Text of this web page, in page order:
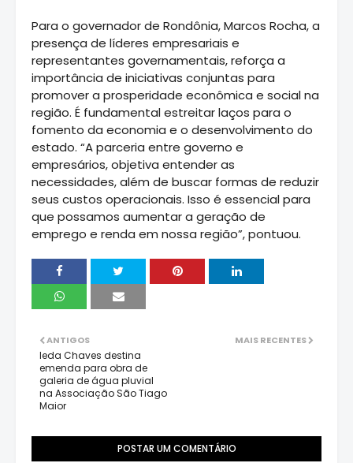
Para o governador de Rondônia, Marcos Rocha, a
presença de líderes empresariais e
representantes governamentais, reforça a
importância de iniciativas conjuntas para
promover a prosperidade econômica e social na
região. É fundamental estreitar laços para o
fomento da economia e o desenvolvimento do
estado. “A parceria entre governo e
empresários, objetiva entender as
necessidades, além de buscar formas de reduzir
seus custos operacionais. Isso é essencial para
que possamos aumentar a geração de
emprego e renda em nossa região”, pontuou.
MAIS RECENTES
ANTIGOS
Ieda Chaves destina
emenda para obra de
galeria de água pluvial
na Associação São Tiago
Maior
POSTAR UM COMENTÁRIO